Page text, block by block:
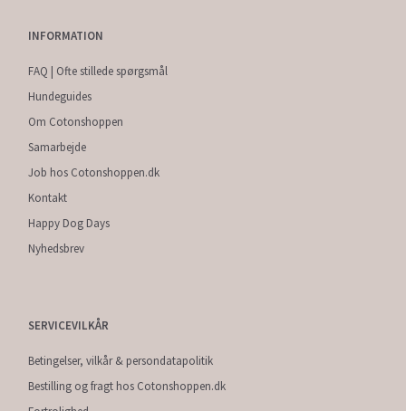
INFORMATION
FAQ | Ofte stillede spørgsmål
Hundeguides
Om Cotonshoppen
Samarbejde
Job hos Cotonshoppen.dk
Kontakt
Happy Dog Days
Nyhedsbrev
SERVICEVILKÅR
Betingelser, vilkår & persondatapolitik
Bestilling og fragt hos Cotonshoppen.dk